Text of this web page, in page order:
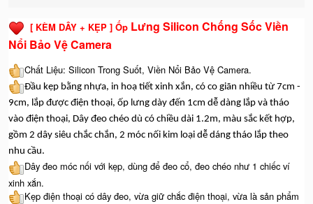
[ KÈM DÂY + KẸP ] ỐpLưng Silicon Chống Sốc Viền
Nổi Bảo Vệ Camera
Chất Liệu: Silicon Trong Suốt, Viền Nổi Bảo Vệ Camera.
Đầu kẹp bằng nhựa, in hoạ tiết xinh xắn, có co giãn nhiều từ 7cm -
9cm, lắp được điện thoại, ốp lưng dày đến 1cm dễ dàng lắp và tháo
vào điện thoại, Dây đeo chéo dù có chiều dài 1.2m, màu sắc kết hợp,
gồm 2 dây siêu chắc chắn, 2 móc nối kim loại dễ dáng tháo lắp theo
nhu cầu.
Dây đeo móc nối với kẹp, dùng để đeo cổ, đeo chéo như 1 chiếc ví
xinh xắn.
Kẹp điện thoại có dây đeo, vừa giữ chắc điện thoại, vừa là sản phẩm